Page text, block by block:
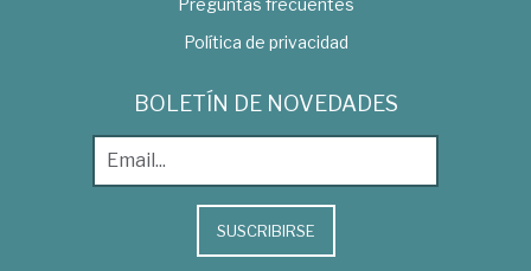
Preguntas frecuentes
Política de privacidad
BOLETÍN DE NOVEDADES
SUSCRIBIRSE